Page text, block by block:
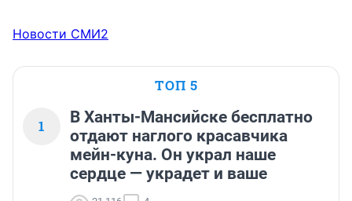
Новости СМИ2
ТОП 5
1
В Ханты-Мансийске бесплатно
отдают наглого красавчика
мейн-куна. Он украл наше
сердце — украдет и ваше